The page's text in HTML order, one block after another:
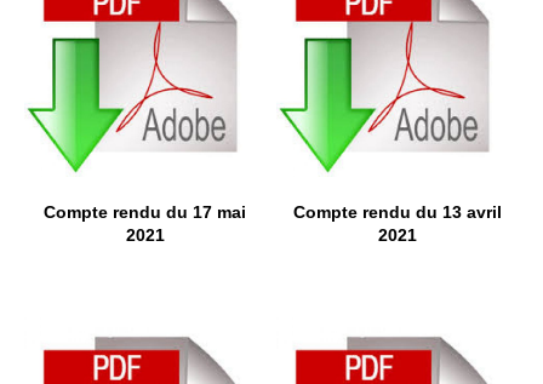
Compte rendu du 17 mai
2021
Compte rendu du 13 avril
2021